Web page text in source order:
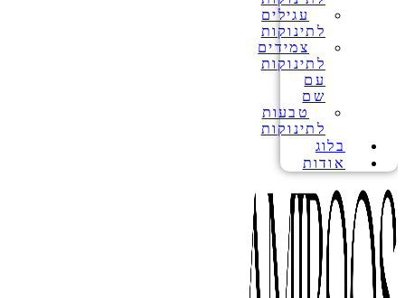
עגילים
לתינוקות
צמידים
לתינוקות
עם
שם
טבעות
לתינוקות
בלוג
אודות